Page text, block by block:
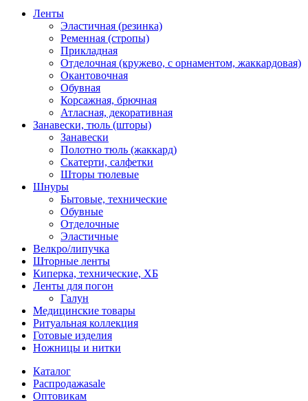
Ленты
Эластичная (резинка)
Ременная (стропы)
Прикладная
Отделочная (кружево, с орнаментом, жаккардовая)
Окантовочная
Обувная
Корсажная, брючная
Атласная, декоративная
Занавески, тюль (шторы)
Занавески
Полотно тюль (жаккард)
Скатерти, салфетки
Шторы тюлевые
Шнуры
Бытовые, технические
Обувные
Отделочные
Эластичные
Велкро/липучка
Шторные ленты
Киперка, технические, ХБ
Ленты для погон
Галун
Медицинские товары
Ритуальная коллекция
Готовые изделия
Ножницы и нитки
Каталог
Распродажаsale
Оптовикам